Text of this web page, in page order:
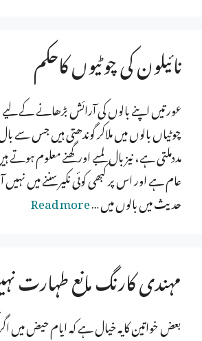
نائیلون کی چوٹیوں کاحکم
عورتیں اپنے بالوں کی آرائش بڑھانے کے
چوٹیاں بالوں میں ملاکر گوندھتی ہیں جس سے
مددملتی ہے، نیز بال لمبے اور گھنے معلوم
عام ہے اور اس پر کبھی کوئی نکیر سننے میں
حدیث میں بالوں میں …Read more
مہندی کارنگ مانع طہارت
بعض خواتین کایہ خیال ہے کہ ایام حیض